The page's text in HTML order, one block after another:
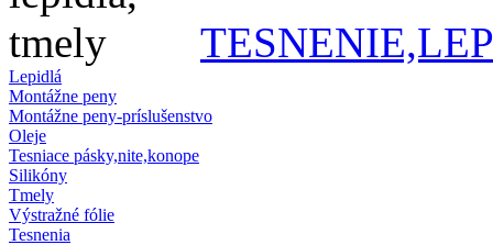
Lepidlá
Montážne peny
Montážne peny-príslušenstvo
Oleje
Tesniace pásky,nite,konope
Silikóny
Tmely
Výstražné fólie
Tesnenia